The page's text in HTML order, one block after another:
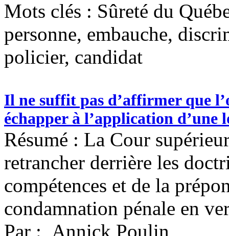
Mots clés : Sûreté du
personne, embauche,
policier, candidat
Il ne suffit pas d’affirmer que
échapper à l’application d’une
Résumé : La Cour
retrancher derrière les
compétences et de la
condamnation pénale en
Par : Annick Poulin